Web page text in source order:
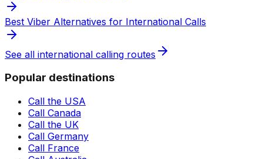
Best Viber Alternatives for International Calls
See all international calling routes
Popular destinations
Call the USA
Call Canada
Call the UK
Call Germany
Call France